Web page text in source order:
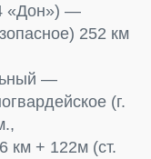
«Дон») —
252 км
—
(г.
км + 122м (ст.